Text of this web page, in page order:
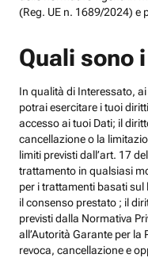
(Reg. UE n. 1689/2024) e
Quali sono
In qualità di Interessato,
potrai esercitare i tuoi
accesso ai tuoi Dati; il
cancellazione o la
limiti previsti dall’art. 17
trattamento in qualsiasi
per i trattamenti basati sul
il consenso prestato ; il
previsti dalla Normativa
all’Autorità Garante per la
revoca, cancellazione e